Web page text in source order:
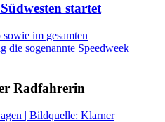
startet
im gesamten
die sogenannte Speedweek
Radfahrerin